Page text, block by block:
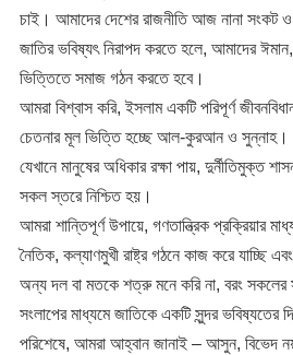
চাই। আমাদের দেশের রাজনীতি আজ নানা সংকট ও
জাতির ভবিষ্যৎ নিরাপদ করতে হলে, আমাদের
ভিত্তিতে সমাজ গঠন করতে হবে।
আমরা বিশ্বাস করি, ইসলাম একটি পরিপূর্ণ
চেতনার মূল ভিত্তি হচ্ছে আল-কুরআন ও সুন্নাহ।
যেখানে মানুষের অধিকার রক্ষা পায়, দুর্নীতিমুক্ত
সকল স্তরে নিশ্চিত হয়।
আমরা শান্তিপূর্ণ উপায়ে, গণতান্ত্রিক প্রক্রিয়ার
নৈতিক, কল্যাণমুখী রাষ্ট্র গঠনে কাজ করে যাচ্ছি
অন্য দল বা মতকে শত্রু মনে করি না, বরং সকলের
সংলাপের মাধ্যমে জাতিকে একটি সুন্দর ভবিষ্যতের
পরিশেষে, আমরা আহ্বান জানাই – আসুন, বিভেদ